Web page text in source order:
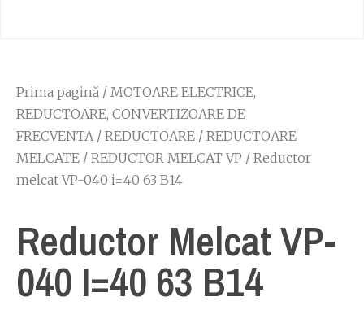
Prima pagină / MOTOARE ELECTRICE,
REDUCTOARE, CONVERTIZOARE DE
FRECVENTA/ REDUCTOARE / REDUCTOARE
MELCATE / REDUCTOR MELCAT VP / Reductor
melcat VP-040 i=40 63 B14
Reductor Melcat VP-
040 I=40 63 B14